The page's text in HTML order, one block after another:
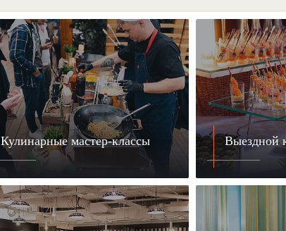
Кулинарные мастер-классы Выездной